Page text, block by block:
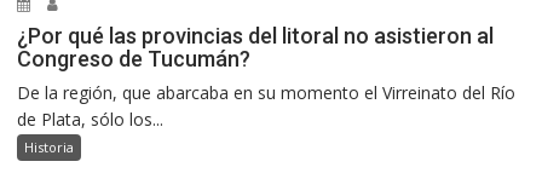
¿Por qué las provincias del litoral no asistieron al
Congreso de Tucumán?
De la región, que abarcaba en su momento el Virreinato del Río
de Plata, sólo los...
Historia